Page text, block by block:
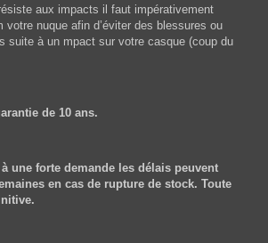
aux impacts il faut impérativement
votre nuque afin d’éviter des blessures ou
suite à un mpact sur votre casque (coup du
de 10 ans.
une forte demande les délais peuvent
en cas de rupture de stock. Toute